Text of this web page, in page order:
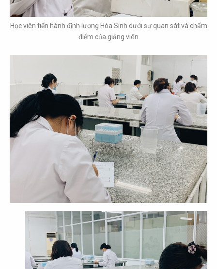
Học viên tiến hành định lượng Hóa Sinh dưới sự quan sát và chấm
điểm của giảng viên